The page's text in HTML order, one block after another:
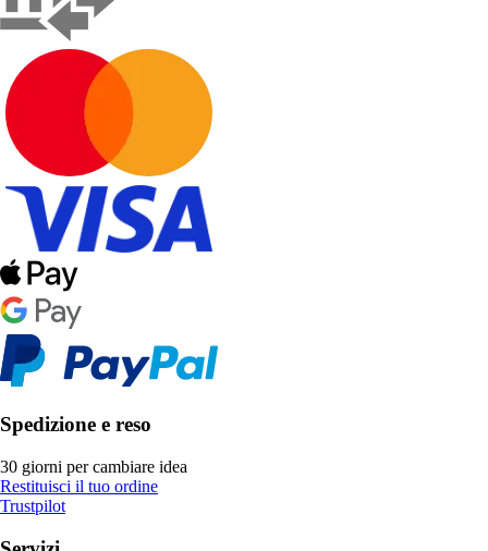
Spedizione e reso
30 giorni per cambiare idea
Restituisci il tuo ordine
Trustpilot